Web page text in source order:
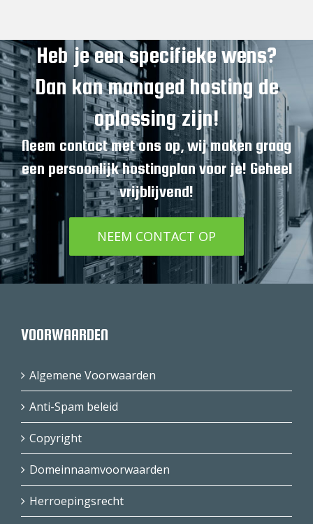
Heb je een specifieke wens?
Dan kan managed hosting de
oplossing zijn!
Neem contact met ons op, wij maken graag
een persoonlijk hostingplan voor je! Geheel
vrijblijvend!
NEEM CONTACT OP
VOORWAARDEN
Algemene Voorwaarden
Anti-Spam beleid
Copyright
Domeinnaamvoorwaarden
Herroepingsrecht